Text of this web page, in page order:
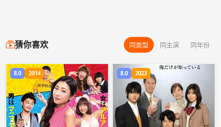
猜你喜欢 同类型 同主演 同年份
8.0 2014 8.0 2023